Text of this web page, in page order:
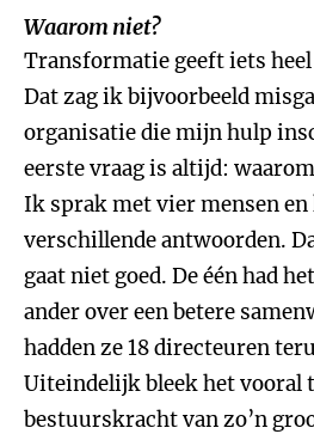
Waarom niet?
Transformatie geeft iets
Dat zag ik bijvoorbeeld
organisatie die mijn hulp
eerste vraag is altijd:
Ik sprak met vier mensen
verschillende antwoorden.
gaat niet goed. De één had
ander over een betere
hadden ze 18 directeuren
Uiteindelijk bleek het vooral
bestuurskracht van zo’n